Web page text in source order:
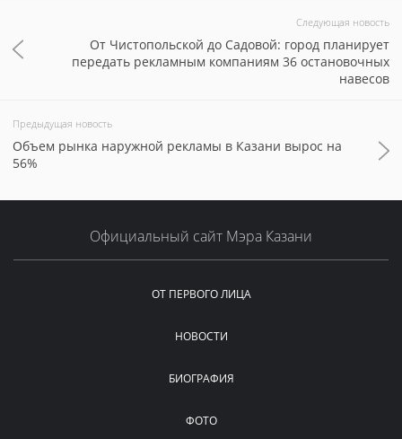
Следующая новость
От Чистопольской до Садовой: город планирует
передать рекламным компаниям 36 остановочных
навесов
Предыдущая новость
Объем рынка наружной рекламы в Казани вырос на
56%
Официальный сайт Мэра Казани
ОТ ПЕРВОГО ЛИЦА
НОВОСТИ
БИОГРАФИЯ
ФОТО